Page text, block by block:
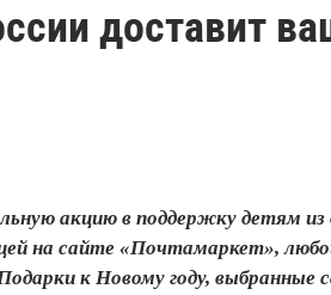
доставит
акцию в поддержку детям
на сайте «Почтамаркет»,
Подарки к Новому году,